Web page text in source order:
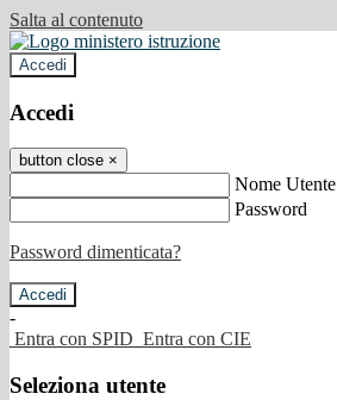
Salta al contenuto
Accedi
Accedi
button close ×
Nome Utente
Password
Password dimenticata?
-
Entra con SPID Entra con CIE
Seleziona utente